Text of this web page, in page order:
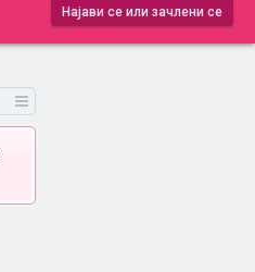
Најави се или зачлени се